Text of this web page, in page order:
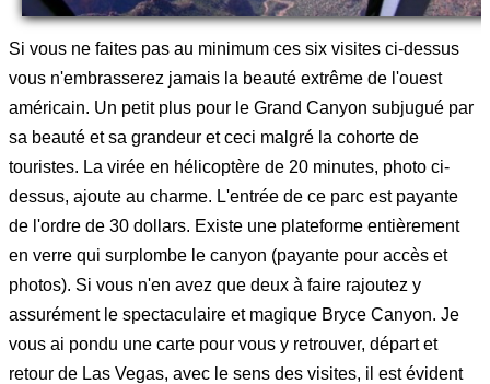
Si vous ne faites pas au minimum ces six visites ci-dessus
vous n'embrasserez jamais la beauté extrême de l'ouest
américain. Un petit plus pour le Grand Canyon subjugué par
sa beauté et sa grandeur et ceci malgré la cohorte de
touristes. La virée en hélicoptère de 20 minutes, photo ci-
dessus, ajoute au charme. L'entrée de ce parc est payante
de l'ordre de 30 dollars. Existe une plateforme entièrement
en verre qui surplombe le canyon (payante pour accès et
photos). Si vous n'en avez que deux à faire rajoutez y
assurément le spectaculaire et magique Bryce Canyon. Je
vous ai pondu une carte pour vous y retrouver, départ et
retour de Las Vegas, avec le sens des visites, il est évident